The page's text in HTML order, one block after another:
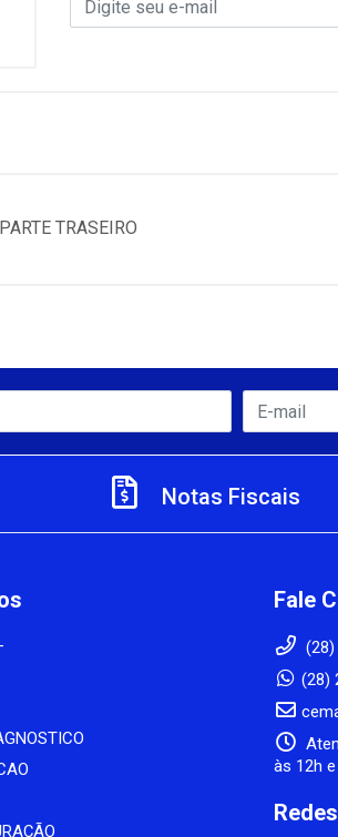
TRASEIRO
Notas Fiscais
Fale
(28)
(28)
às 12h